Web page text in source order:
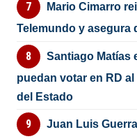
Mario Cimarro
Telemundo y asegura
Santiago Matías
puedan votar en RD
del Estado
Juan Luis